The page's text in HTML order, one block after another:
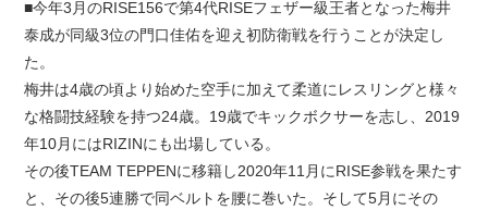
■今年3月のRISE156で第4代RISEフェザー級王者となった梅井
泰成が同級3位の門口佳佑を迎え初防衛戦を行うことが決定し
た。
梅井は4歳の頃より始めた空手に加えて柔道にレスリングと様々
な格闘技経験を持つ24歳。19歳でキックボクサーを志し、2019
年10月にはRIZINにも出場している。
その後TEAM TEPPENに移籍し2020年11月にRISE参戦を果たす
と、その後5連勝で同ベルトを腰に巻いた。そして5月にその